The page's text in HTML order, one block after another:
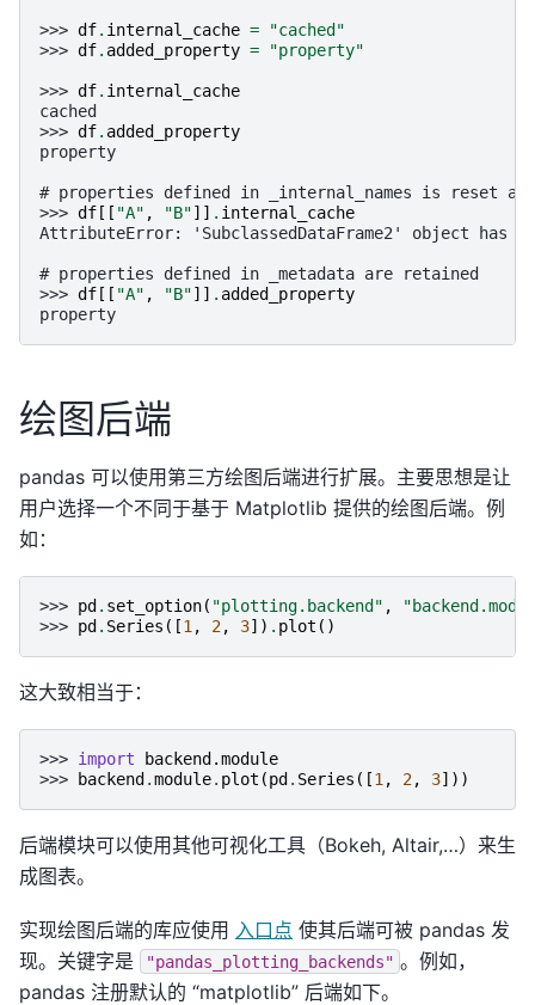
>>> df. internal_cache =
"cached"
>>> df. added_property = "property"
>>> df. internal_cache
cached
>>> df. added_property
property
# properties defined in _internal_names is reset
>>> df [[ "A" , "B"]] . internal_cache
AttributeError: 'SubclassedDataFrame2' object has
# properties defined in _metadata are retained
>>> df [[ "A" , "B"]] . added_property
property
绘图后端
pandas 可以使用第三方绘图后端进行扩展。主要思想是让
用户选择一个不同于基于 Matplotlib 提供的绘图后端。例
如：
>>> pd . set_option( "plotting.backend" ,
>>> pd . Series ([1 , 2, 3]) . plot ()
这大致相当于：
>>> import
backend.module
>>>
backend .module. plot (pd . Series ([1, 2, 3]))
后端模块可以使用其他可视化工具（Bokeh, Altair,…）来生
成图表。
实现绘图后端的库应使用 入口点 使其后端可被 pandas 发
现。关键字是
"pandas_plotting_backends" 。例如，
pandas 注册默认的 “matplotlib” 后端如下。